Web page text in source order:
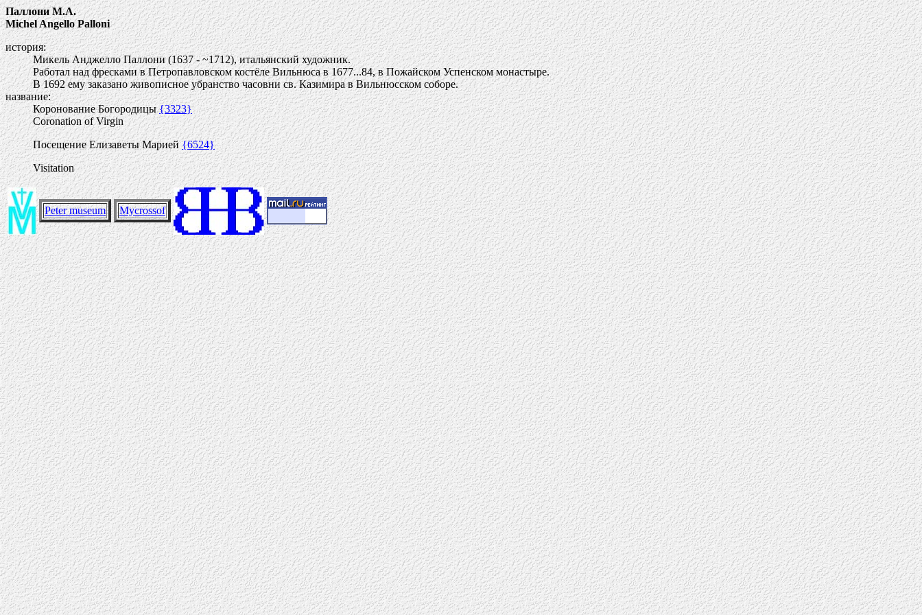
Паллони М.А.
Michel Angello Palloni
история:
Микель Анджелло Паллони (1637 - ~1712), итальянский художник.
Работал над фресками в Петропавловском костёле Вильнюса в 1677...84, в Пожайском Успенском монастыре.
В 1692 ему заказано живописное убранство часовни св. Казимира в Вильнюсском соборе.
название:
Коронование Богородицы{3323}
Coronation of Virgin
Посещение Елизаветы Марией{6524}
Visitation
Peter museum Mycrossof